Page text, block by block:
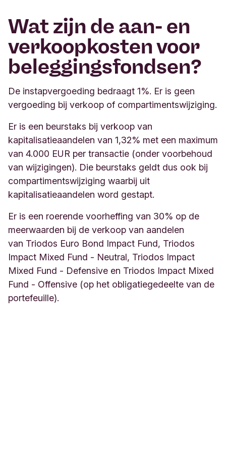
Wat zijn de aan- en
verkoopkosten voor
beleggingsfondsen?
De instapvergoeding bedraagt 1%. Er is geen
vergoeding bij verkoop of compartimentswijziging.
Er is een beurstaks bij verkoop van
kapitalisatieaandelen van 1,32% met een maximum
van 4.000 EUR per transactie (onder voorbehoud
van wijzigingen). Die beurstaks geldt dus ook bij
compartimentswijziging waarbij uit
kapitalisatieaandelen word gestapt.
Er is een roerende voorheffing van 30% op de
meerwaarden bij de verkoop van aandelen
van Triodos Euro Bond Impact Fund, Triodos
Impact Mixed Fund - Neutral, Triodos Impact
Mixed Fund - Defensive en Triodos Impact Mixed
Fund - Offensive (op het obligatiegedeelte van de
portefeuille).